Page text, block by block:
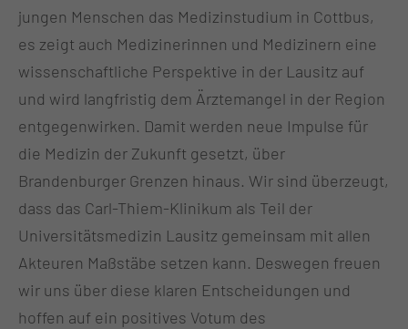
jungen Menschen das Medizinstudium in Cottbus,
es zeigt auch Medizinerinnen und Medizinern eine
wissenschaftliche Perspektive in der Lausitz auf
und wird langfristig dem Ärztemangel in der Region
entgegenwirken. Damit werden neue Impulse für
die Medizin der Zukunft gesetzt, über
Brandenburger Grenzen hinaus. Wir sind überzeugt,
dass das Carl-Thiem-Klinikum als Teil der
Universitätsmedizin Lausitz gemeinsam mit allen
Akteuren Maßstäbe setzen kann. Deswegen freuen
wir uns über diese klaren Entscheidungen und
hoffen auf ein positives Votum des